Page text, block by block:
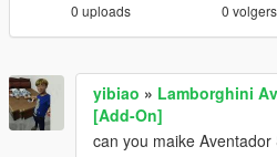
0 uploads 0 volgers
yibiao » Lamborghini
[Add-On]
can you maike Aventador